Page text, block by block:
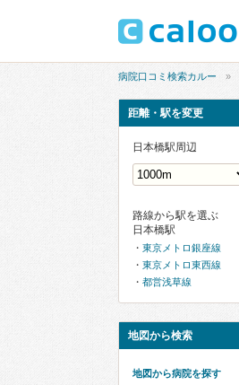
病院口コミ検索カルー
距離・駅を変更
日本橋駅周辺
路線から駅を選ぶ
日本橋駅
東京メトロ銀座線
東京メトロ東西線
都営浅草線
地図から検索
地図から病院を探す